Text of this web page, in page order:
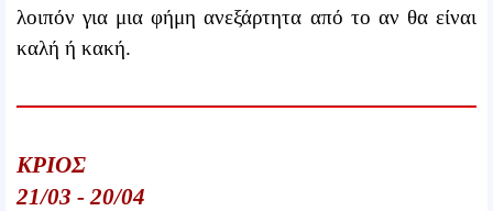
λοιπόν για μια φήμη ανεξάρτητα από το αν θα είναι
καλή ή κακή.
ΚΡΙΟΣ
21/03 - 20/04